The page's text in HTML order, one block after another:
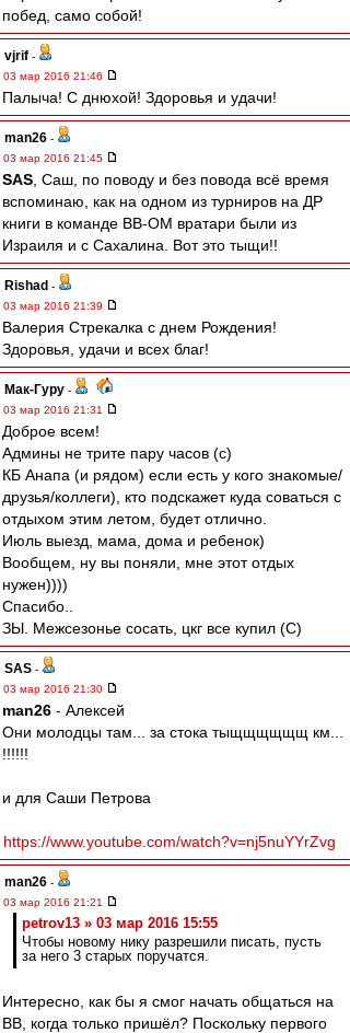
побед, само собой!
vjrif -
03 мар 2016 21:46
Палыча! С днюхой! Здоровья и удачи!
man26 -
03 мар 2016 21:45
SAS , Саш, по поводу и без повода всё время
вспоминаю, как на одном из турниров на ДР
книги в команде ВВ-ОМ вратари были из
Израиля и с Сахалина. Вот это тыщи!!
Rishad -
03 мар 2016 21:39
Валерия Стрекалка с днем Рождения!
Здоровья, удачи и всех благ!
Мак-Гуру -
03 мар 2016 21:31
Доброе всем!
Админы не трите пару часов (с)
КБ Анапа (и рядом) если есть у кого знакомые/
друзья/коллеги), кто подскажет куда соваться с
отдыхом этим летом, будет отлично.
Июль выезд, мама, дома и ребенок)
Вообщем, ну вы поняли, мне этот отдых
нужен))))
Спасибо..
ЗЫ. Межсезонье сосать, цкг все купил (С)
SAS -
03 мар 2016 21:30
man26 - Алексей
Они молодцы там... за стока тыщщщщщщ км...
!!!!!!
и для Саши Петрова
https://www.youtube.com/watch?v=nj5nuYYrZvg
man26 -
03 мар 2016 21:21
petrov13 » 03 мар 2016 15:55
Чтобы новому нику разрешили писать, пусть
за него 3 старых поручатся.
Интересно, как бы я смог начать общаться на
ВВ, когда только пришёл? Поскольку первого